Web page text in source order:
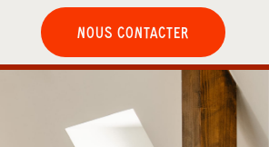
NOUS CONTACTER